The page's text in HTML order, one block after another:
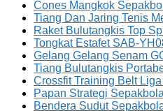
Cones Mangkok
Tiang Dan Jaring Tenis
Raket Bulutangkis Top
Tongkat Estafet SAB-
Gelang Gelang Senam
Tiang Bulutangkis
Crossfit Training Belt
Papan Strategi
Bendera Sudut